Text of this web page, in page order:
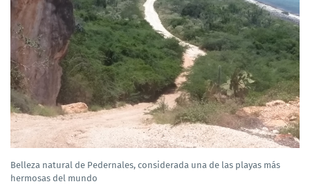
Belleza natural de Pedernales, considerada una de las playas más
hermosas del mundo